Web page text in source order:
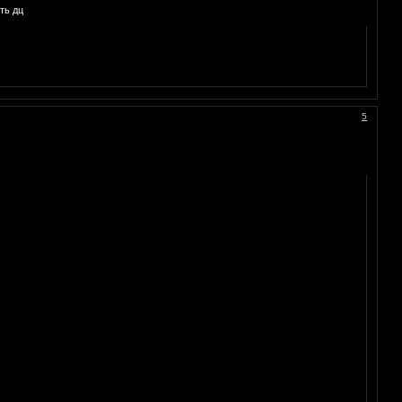
дц
5